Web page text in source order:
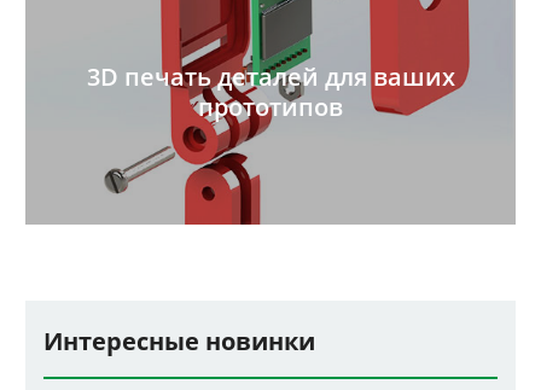
3D печать деталей для ваших
прототипов
Интересные новинки